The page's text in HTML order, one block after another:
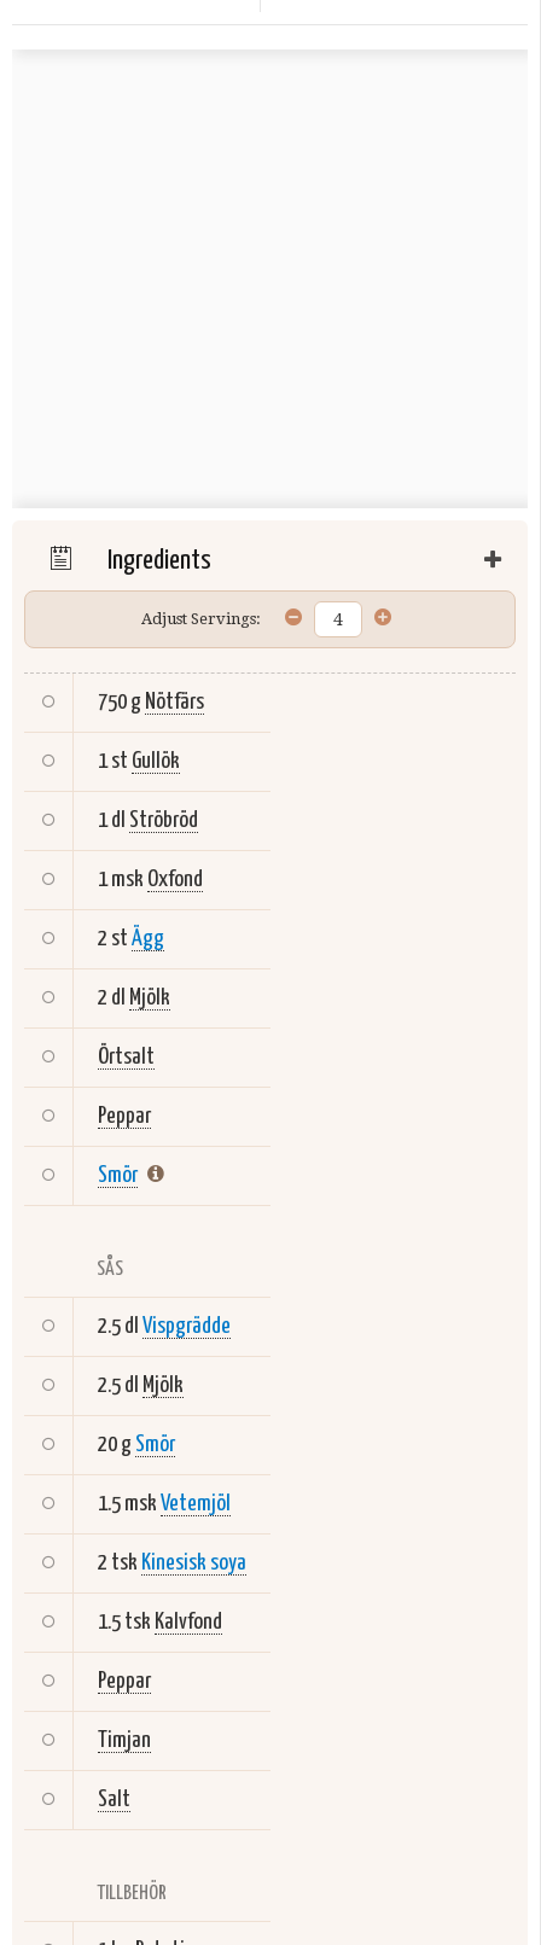
Ingredients
Adjust Servings:
750 g Nötfärs
1 st Gullök
1 dl Ströbröd
1 msk Oxfond
2 st Ägg
2 dl Mjölk
Örtsalt
Peppar
Smör
SÅS
2.5 dl Vispgrädde
2.5 dl Mjölk
20 g Smör
1.5 msk Vetemjöl
2 tsk Kinesisk soya
1.5 tsk Kalvfond
Peppar
Timjan
Salt
TILLBEHÖR